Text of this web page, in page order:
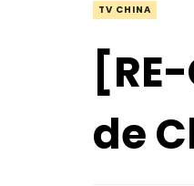
TV CHINA
de